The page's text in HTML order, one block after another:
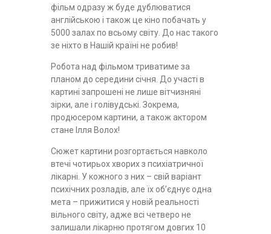
фільм одразу ж буде дублюватися
англійською і також це кіно побачать у
5000 залах по всьому світу. До нас такого
зе ніхто в Нашій країні не робив!
Робота над фільмом триватиме за
планом до середини січня. До участі в
картині запрошені не лише вітчизняні
зірки, але і голівудські. Зокрема,
продюсером картини, а також актором
стане Ілля Волох!
Сюжет картини розгортається навколо
втечі чотирьох хворих з психіатричної
лікарні. У кожного з них – свій варіант
психічних розладів, але їх об’єднує одна
мета – прижитися у новій реальності
вільного світу, адже всі четверо не
залишали лікарню протягом довгих 10